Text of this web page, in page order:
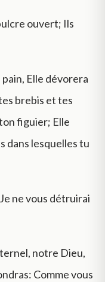
ouvert; Ils
Elle dévorera
brebis et tes
figuier; Elle
dans lesquelles tu
ne vous détruirai
notre Dieu,
Comme vous